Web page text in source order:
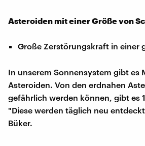
Asteroiden mit einer Größe von
Große Zerstörungskraft in einer
In unserem Sonnensystem gibt es
Asteroiden. Von den erdnahen
gefährlich werden können, gibt es
"Diese werden täglich neu
Büker.